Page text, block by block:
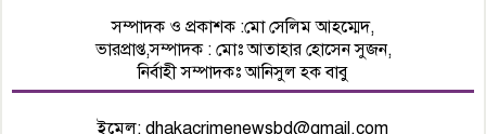
সম্পাদক ও প্রকাশক :মো সেলিম আহম্মেদ,
ভারপ্রাপ্ত,সম্পাদক : মোঃ আতাহার হোসেন সুজন,
নির্বাহী সম্পাদকঃ আনিসুল হক বাবু
ইমেল: dhakacrimenewsbd@gmail.com